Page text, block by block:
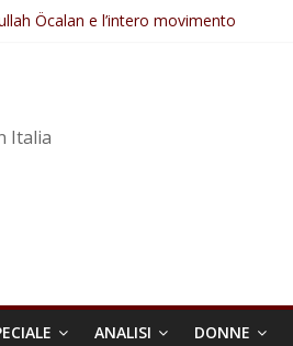
Öcalan e l’intero movimento
l’attuazione della legge
dell’Iran
in legge positiva
Italia
ANALISI DONNE